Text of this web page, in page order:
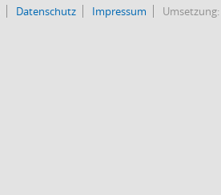
Datenschutz Impressum Umsetzung: